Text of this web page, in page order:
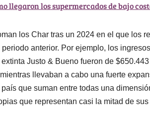
llegaron los supermercados de bajo
los Char tras un 2024 en el que los
anterior. Por ejemplo, los
Justo & Bueno fueron de
llevaban a cabo una fuerte
que suman entre todas una
que representan casi la mitad de sus